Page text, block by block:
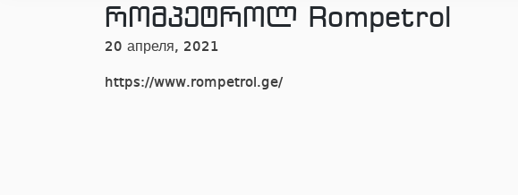
რომპეტროლ Rompetrol
20 апреля, 2021
https://www.rompetrol.ge/